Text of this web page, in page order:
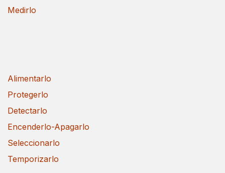
Medirlo
Alimentarlo
Protegerlo
Detectarlo
Encenderlo-Apagarlo
Seleccionarlo
Temporizarlo